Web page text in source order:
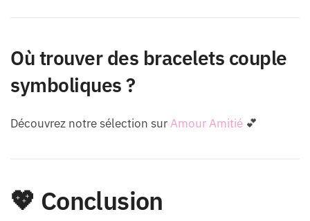
Où trouver des bracelets couple
symboliques ?
Découvrez notre sélection surAmour Amitié 💕
💖 Conclusion